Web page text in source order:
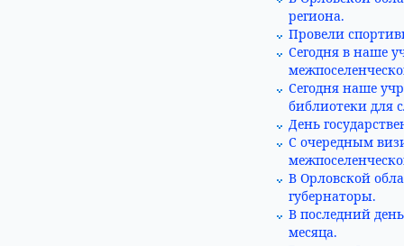
региона.
Провели
Сегодня в наше
Сегодня наше
библиотеки для
День
С очередным
В Орловской
губернаторы.
В последний
месяца.